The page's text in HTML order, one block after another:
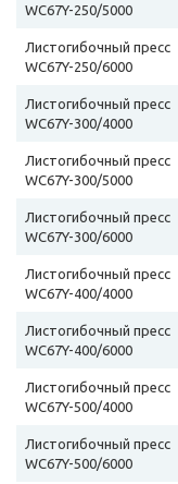
WC67Y-250/5000
Листогибочный пресс
WC67Y-250/6000
Листогибочный пресс
WC67Y-300/4000
Листогибочный пресс
WC67Y-300/5000
Листогибочный пресс
WC67Y-300/6000
Листогибочный пресс
WC67Y-400/4000
Листогибочный пресс
WC67Y-400/6000
Листогибочный пресс
WC67Y-500/4000
Листогибочный пресс
WC67Y-500/6000